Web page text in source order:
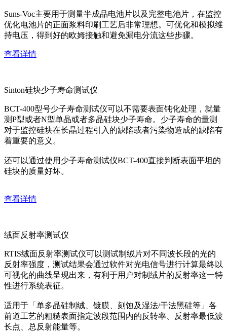
Suns-Voc主要用于测量半成品电池片以及完整电池片，在监控
优化电池片的正面浆料印刷工艺后非常理想。可优化和模拟维
持电压，得到好的欧姆接触和避免漏电分流这些步骤。
查看详情
Sinton硅块少子寿命测试仪
BCT-400型号少子寿命测试仪可以不需要表面钝化处理，就量
测P型或者N型单晶或者多晶硅块少子寿命。少子寿命的量测
对于监控硅块在长晶过程引入的缺陷或者污染物造成的缺陷有
着重要的意义。
还可以通过使用少子寿命测试仪BCT-400直接判断表面平坦的
硅块的质量好坏。
查看详情
绒面反射率测试仪
RTIS绒面反射率测试仪可以测试制绒片对不同波长段的光的
反射率强度，测试结果会通过软件对光电信号进行计算最终以
可视化的曲线呈现出来，有利于用户对制绒片的反射率这一特
性进行系统表征。
适用于「单多晶硅制绒、镀膜、刻蚀及湿法/干法黑硅等」各
前道工艺的粗糙表面指定波段范围内的反转率、反射率最低波
长点、总反射能量等。